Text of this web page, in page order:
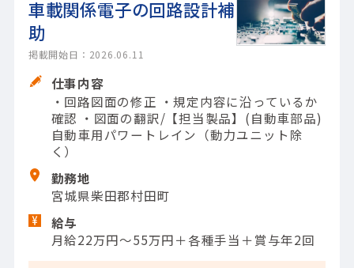
車載関係電子の回路設計補
助
掲載開始日：2026.06.11
仕事内容
・回路図面の修正 ・規定内容に沿っているか
確認 ・図面の翻訳/【担当製品】(自動車部品)
自動車用パワートレイン（動力ユニット除
く）
勤務地
宮城県柴田郡村田町
給与
月給22万円～55万円＋各種手当＋賞与年2回